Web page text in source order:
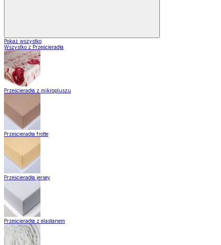
Pokaż wszystko
Wszystko z Prześcieradła
Prześcieradła z mikropluszu
Prześcieradła frotte
Prześcieradła jersey
Prześcieradła z elastanem